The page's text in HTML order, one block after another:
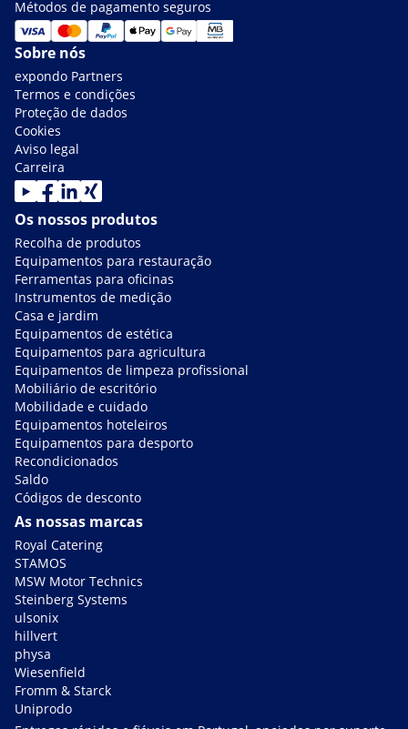
Métodos de pagamento seguros
Sobre nós
expondo Partners
Termos e condições
Proteção de dados
Cookies
Aviso legal
Carreira
Os nossos produtos
Recolha de produtos
Equipamentos para restauração
Ferramentas para oficinas
Instrumentos de medição
Casa e jardim
Equipamentos de estética
Equipamentos para agricultura
Equipamentos de limpeza profissional
Mobiliário de escritório
Mobilidade e cuidado
Equipamentos hoteleiros
Equipamentos para desporto
Recondicionados
Saldo
Códigos de desconto
As nossas marcas
Royal Catering
STAMOS
MSW Motor Technics
Steinberg Systems
ulsonix
hillvert
physa
Wiesenfield
Fromm & Starck
Uniprodo